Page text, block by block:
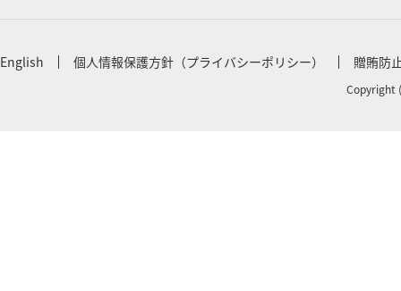
English 個人情報保護方針（プライバシーポリシー） 贈賄防
Copyright